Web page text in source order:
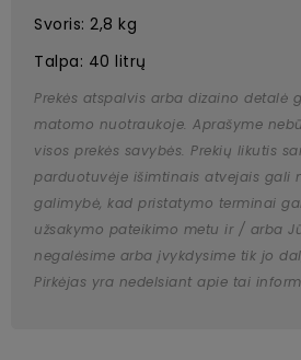
Svoris: 2,8 kg
Talpa: 40 litrų
Prekės atspalvis arba dizaino detalė
matomo nuotraukoje. Aprašyme
visos prekės savybės. Prekių likutis
parduotuvėje išimtinais atvejais gali
galimybė, kad pristatymo terminai
užsakymo pateikimo metu ir / arba
negalėsime arba įvykdysime tik jo
Pirkėjas yra nedelsiant apie tai